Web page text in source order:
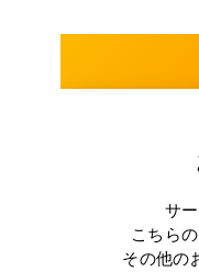
サ
こちら
その他の